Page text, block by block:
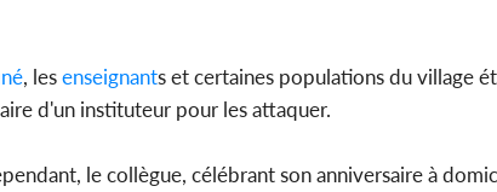
, lesenseignants et certaines populations du village
d'un instituteur pour les attaquer.
le collègue, célébrant son anniversaire à